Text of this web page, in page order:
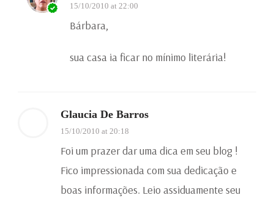
15/10/2010 at 22:00
Bárbara,
sua casa ia ficar no mínimo literária!
Glaucia De Barros
15/10/2010 at 20:18
Foi um prazer dar uma dica em seu blog !
Fico impressionada com sua dedicação e
boas informações. Leio assiduamente seu